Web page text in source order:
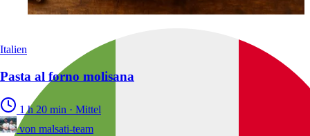
Italien
Pasta al forno molisana
1 h 20 min · Mittel
von malsati-team